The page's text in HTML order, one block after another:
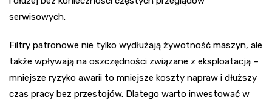
serwisowych.
Filtry patronowe nie tylko wydłużają żywotność maszyn, ale
także wpływają na oszczędności związane z eksploatacją –
mniejsze ryzyko awarii to mniejsze koszty napraw i dłuższy
czas pracy bez przestojów. Dlatego warto inwestować w